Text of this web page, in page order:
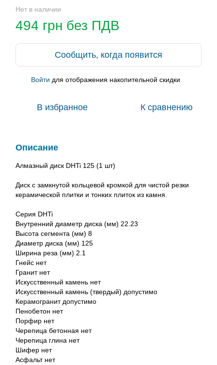
Нет в наличии
494 грн без ПДВ
Сообщить, когда появится
Войти для отображения накопительной скидки
В избранное К сравнению
Описание
Алмазный диск DHTi 125 (1 шт)
Диск с замкнутой кольцевой кромкой для чистой резки
керамической плитки и тонких плиток из камня.
Серия DHTi
Внутренний диаметр диска (мм) 22.23
Высота сегмента (мм) 8
Диаметр диска (мм) 125
Ширина реза (мм) 2.1
Гнейс нет
Гранит нет
Искусственный камень нет
Искусственный камень (твердый) допустимо
Керамогранит допустимо
Пенобетон нет
Порфир нет
Черепица бетонная нет
Черепица глина нет
Шифер нет
Асфальт нет